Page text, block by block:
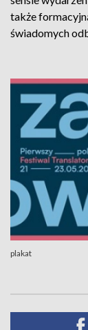
także
świadomych
plakat